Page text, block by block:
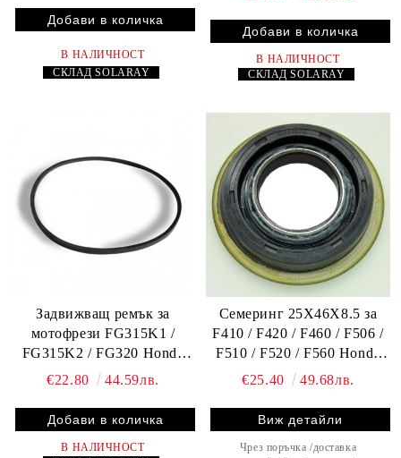
В НАЛИЧНОСТ
СКЛАДSOLARAY
В НАЛИЧНОСТ
СКЛАДSOLARAY
Задвижващ ремък за
мотофрези FG315K1 /
FG315K2 / FG320 Honda
80045-V40-003
€22.80 44.59лв.
В НАЛИЧНОСТ
Семеринг 25X46X8.5 за
F410 / F420 / F460 / F506 /
F510 / F520 / F560 Honda
91251-734-003
€25.40 49.68лв.
Виж детайли
Чрез поръчка /доставка